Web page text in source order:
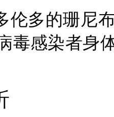
伦多的珊尼
毒感染者身